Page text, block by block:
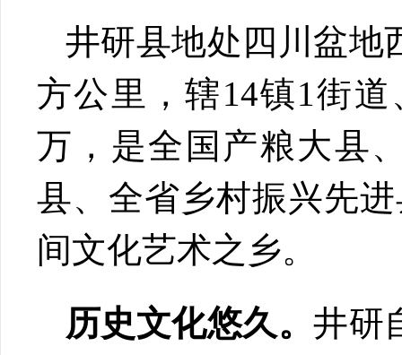
井研县地处四川盆地
方公里，辖14镇1街
万，是全国产粮大县
县、全省乡村振兴先
间文化艺术之乡。
历史文化悠久。井研